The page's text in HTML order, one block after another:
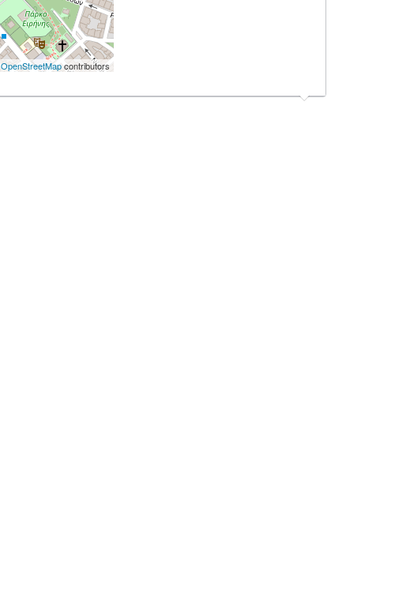
OpenStreetMapcontributors